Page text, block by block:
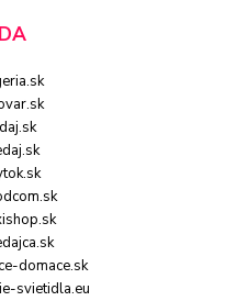
domace.sk
svietidla.eu